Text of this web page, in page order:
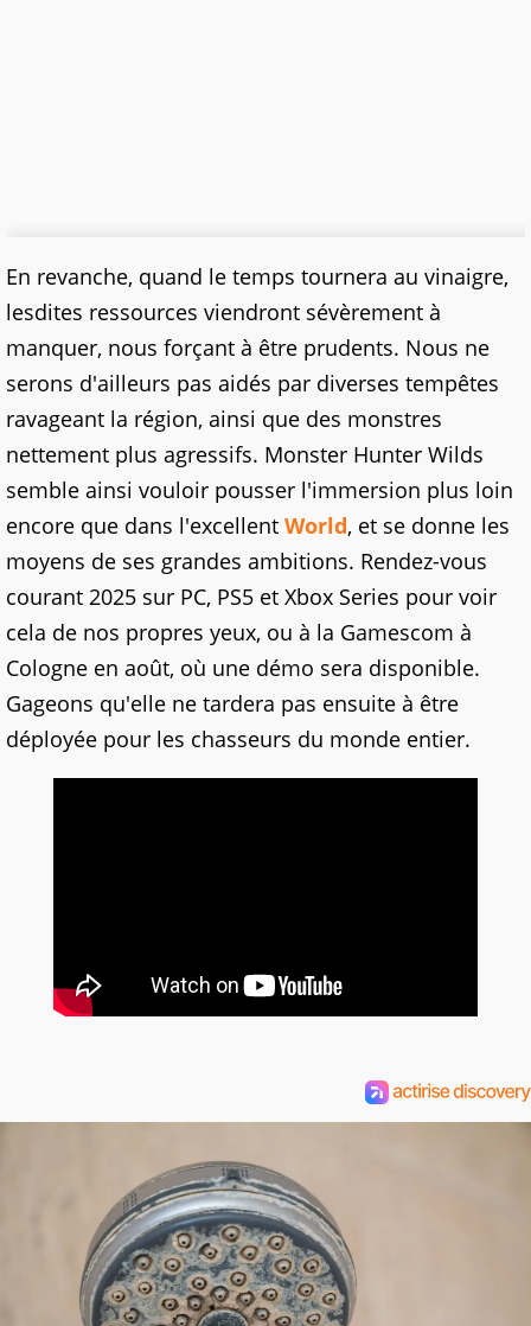
En revanche, quand le temps tournera au vinaigre,
lesdites ressources viendront sévèrement à
manquer, nous forçant à être prudents. Nous ne
serons d'ailleurs pas aidés par diverses tempêtes
ravageant la région, ainsi que des monstres
nettement plus agressifs. Monster Hunter Wilds
semble ainsi vouloir pousser l'immersion plus loin
encore que dans l'excellent World, et se donne les
moyens de ses grandes ambitions. Rendez-vous
courant 2025 sur PC, PS5 et Xbox Series pour voir
cela de nos propres yeux, ou à la Gamescom à
Cologne en août, où une démo sera disponible.
Gageons qu'elle ne tardera pas ensuite à être
déployée pour les chasseurs du monde entier.